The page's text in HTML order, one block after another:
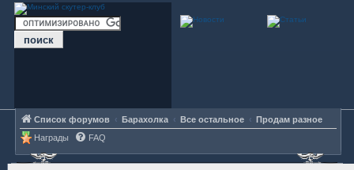
Список форумов Барахолка Все остальное
Продам разное
Награды
FAQ